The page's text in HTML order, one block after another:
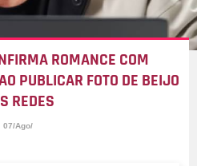
ROMANCE COM
PUBLICAR FOTO DE BEIJO
REDES
07/Ago/